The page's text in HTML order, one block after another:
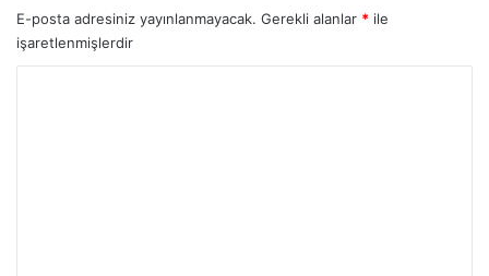
E-posta adresiniz yayınlanmayacak. Gerekli alanlar * ile
işaretlenmişlerdir